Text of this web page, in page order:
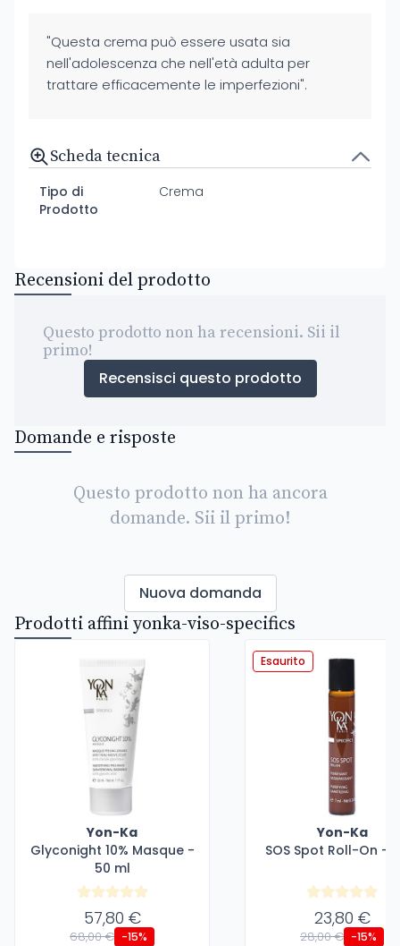
"Questa crema può essere usata sia
nell'adolescenza che nell'età adulta per
trattare efficacemente le imperfezioni".
Scheda tecnica
Tipo di
Prodotto
Crema
Recensioni del prodotto
Questo prodotto non ha recensioni. Sii il
primo!
Recensisci questo prodotto
Domande e risposte
Questo prodotto non ha ancora
domande. Sii il primo!
Nuova domanda
Prodotti affini yonka-viso-specifics
Yon-Ka
Glyconight 10% Masque -
50 ml
57,80 €
68,00 € -15%
Esaurito
Yon-Ka
SOS Spot Roll-On -
23,80 €
28,00 € -15%